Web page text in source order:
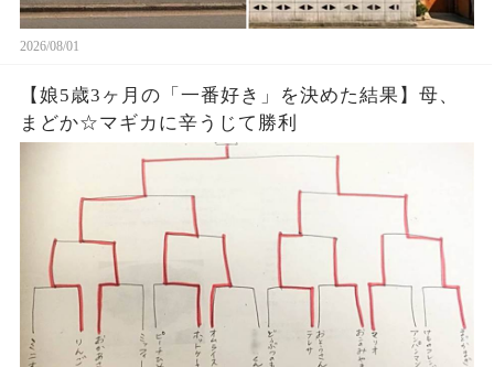
2026/08/01
【娘5歳3ヶ月の「一番好き」を決めた結果】母、
まどか☆マギカに辛うじて勝利